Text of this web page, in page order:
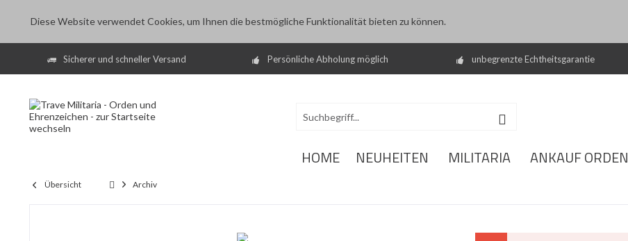
Diese Website verwendet Cookies, um Ihnen die bestmögliche Funktionalität bieten zu können.
Sicherer und schneller Versand Persönliche Abholung möglich unbegrenzte Echtheitsgarantie
HOME NEUHEITEN MILITARIA ANKAUF ORDEN
Übersicht Archiv